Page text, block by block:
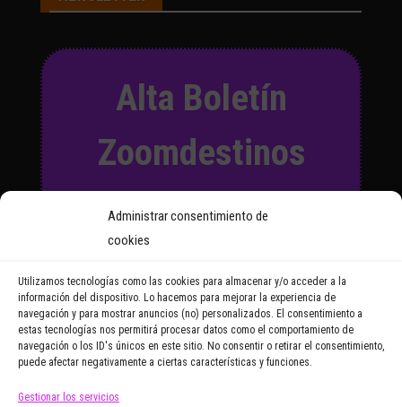
Administrar consentimiento de
cookies
Utilizamos tecnologías como las cookies para almacenar y/o acceder a la
información del dispositivo. Lo hacemos para mejorar la experiencia de
navegación y para mostrar anuncios (no) personalizados. El consentimiento a
estas tecnologías nos permitirá procesar datos como el comportamiento de
navegación o los ID's únicos en este sitio. No consentir o retirar el consentimiento,
puede afectar negativamente a ciertas características y funciones.
Gestionar los servicios
Alta Boletín
Zoomdestinos
y recibirás regularmente las
noticias y reportajes que
Email Address